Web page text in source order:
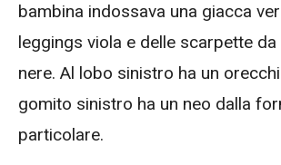
bambina indossava una giacca
leggings viola e delle scarpette
nere. Al lobo sinistro ha un
gomito sinistro ha un neo dalla
particolare.